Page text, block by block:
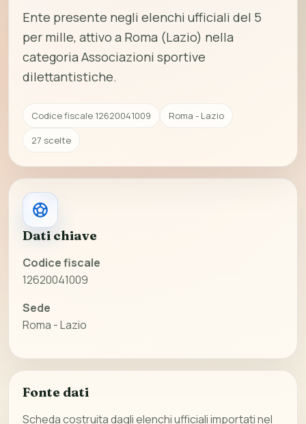
Ente presente negli elenchi ufficiali del 5
per mille, attivo a Roma (Lazio) nella
categoria Associazioni sportive
dilettantistiche.
Codice fiscale 12620041009
Roma - Lazio
27 scelte
Dati chiave
Codice fiscale
12620041009
Sede
Roma - Lazio
Fonte dati
Scheda costruita dagli elenchi ufficiali importati nel